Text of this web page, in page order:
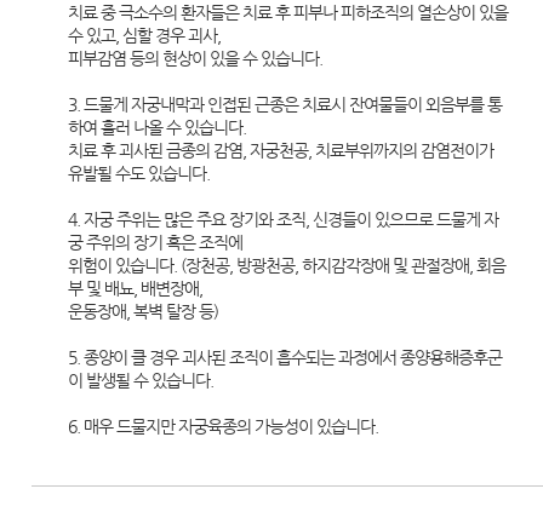
치료 중 극소수의 환자들은 치료 후 피부나 피하조직의 열손상이 있을
수 있고, 심할 경우 괴사,
피부감염 등의 현상이 있을 수 있습니다.
3. 드물게 자궁내막과 인접된 근종은 치료시 잔여물들이 외음부를 통
하여 흘러 나올 수 있습니다.
치료 후 괴사된 금종의 감염, 자궁천공, 치료부위까지의 감염전이가
유발될 수도 있습니다.
4. 자궁 주위는 많은 주요 장기와 조직, 신경들이 있으므로 드물게 자
궁 주위의 장기 혹은 조직에
위험이 있습니다. (장천공, 방광천공, 하지감각장애 및 관절장애, 회음
부 및 배뇨, 배변장애,
운동장애, 복벽 탈장 등)
5. 종양이 클 경우 괴사된 조직이 흡수되는 과정에서 종양용해증후군
이 발생될 수 있습니다.
6. 매우 드물지만 자궁육종의 가능성이 있습니다.